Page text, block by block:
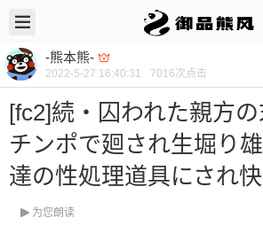
-熊本熊-
2022-5-27 16:40:31 7016次点击
[fc2]続・囚われた親方
チンポで廻され生堀り
達の性処理道具にされ
为您朗读
-熊本熊- @ 御品熊风